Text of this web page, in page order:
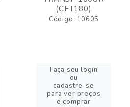
(CFT180)
Código: 10605
Faça seu login
ou
cadastre-se
para ver preços
e comprar